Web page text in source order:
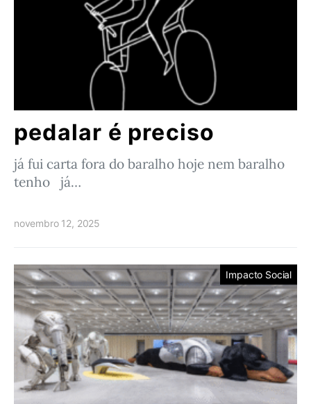
pedalar é preciso
já fui carta fora do baralho hoje nem baralho
tenho já…
novembro 12, 2025
Impacto Social